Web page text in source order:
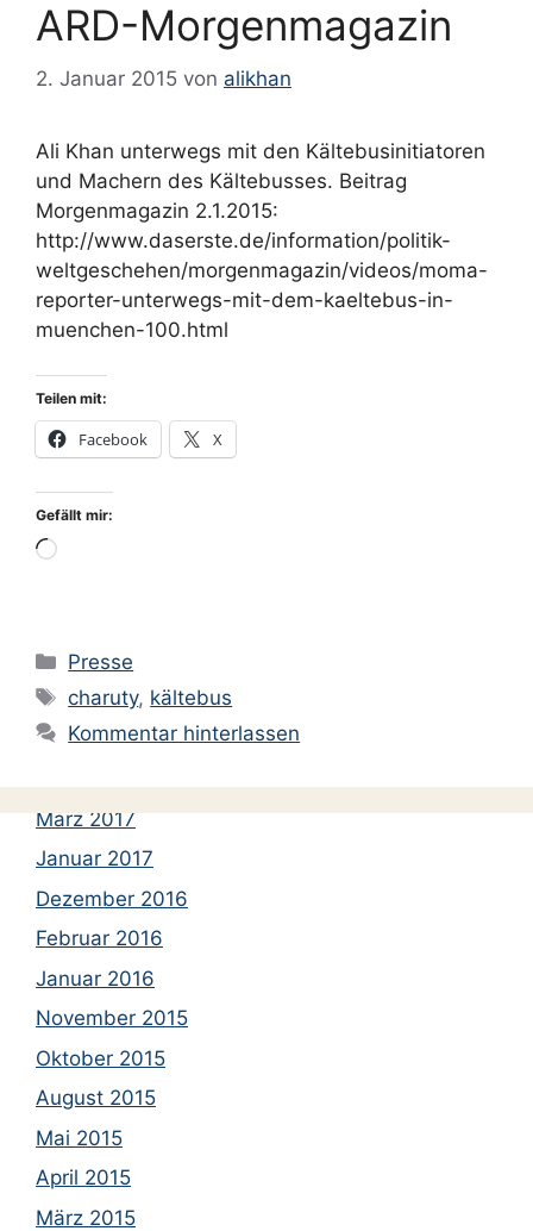
ARD-Morgenmagazin
2. Januar 2015 von alikhan
Ali Khan unterwegs mit den Kältebusinitiatoren
und Machern des Kältebusses. Beitrag
Morgenmagazin 2.1.2015:
http://www.daserste.de/information/politik-
weltgeschehen/morgenmagazin/videos/moma-
reporter-unterwegs-mit-dem-kaeltebus-in-
muenchen-100.html
Teilen mit:
Facebook X
Gefällt mir:
Wird
Kategorien
Presse
Schlagwörter
charuty, kältebus
Kommentar hinterlassen
März 2020
August 2019
Juni 2019
März 2019
Februar 2019
Januar 2019
Dezember 2018
November 2018
Juni 2018
Mai 2018
April 2018
März 2018
Dezember 2017
November 2017
September 2017
März 2017
Januar 2017
Dezember 2016
Februar 2016
Januar 2016
November 2015
Oktober 2015
August 2015
Mai 2015
April 2015
März 2015